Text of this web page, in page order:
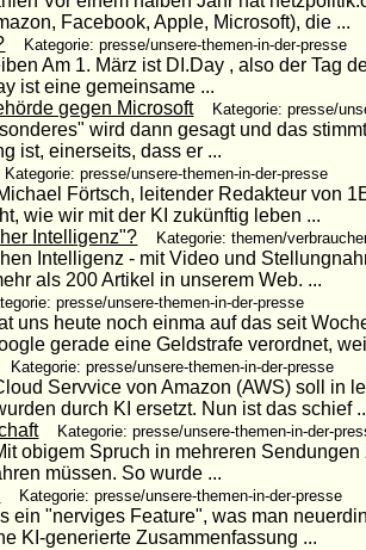
Facebook, Apple, Microsoft), die ...
Kategorie: presse/unsere-themen-in-der-presse
Am 1. März ist DI.Day , also der Tag
ist eine gemeinsame ...
gegen Microsoft Kategorie: presse/
wird dann gesagt und das
ist, einerseits, dass er ...
Kategorie: presse/unsere-themen-in-der-presse
Förtsch, leitender Redakteur von
wie wir mit der KI zukünftig leben ...
Intelligenz"? Kategorie: themen/
Intelligenz - mit Video und
als 200 Artikel in unserem Web. ...
presse/unsere-themen-in-der-presse
uns heute noch einma auf das seit
gerade eine Geldstrafe verordnet,
Kategorie: presse/unsere-themen-in-der-presse
Servvice von Amazon (AWS) soll in
durch KI ersetzt. Nun ist das schief
Kategorie: presse/unsere-themen-in-der-
obigem Spruch in mehreren
müssen. So wurde ...
Kategorie: presse/unsere-themen-in-der-presse
ein "nerviges Feature", was man
KI-generierte Zusammenfassung ...